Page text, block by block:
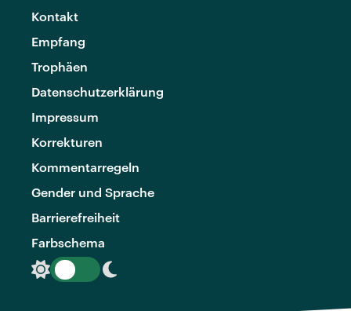
Kontakt
Empfang
Trophäen
Datenschutzerklärung
Impressum
Korrekturen
Kommentarregeln
Gender und Sprache
Barrierefreiheit
Farbschema